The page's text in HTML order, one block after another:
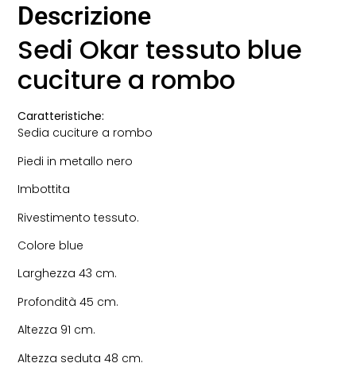
Descrizione
Sedi Okar tessuto blue
cuciture a rombo
Caratteristiche:
Sedia cuciture a rombo
Piedi in metallo nero
Imbottita
Rivestimento tessuto.
Colore blue
Larghezza 43 cm.
Profondità 45 cm.
Altezza 91 cm.
Altezza seduta 48 cm.